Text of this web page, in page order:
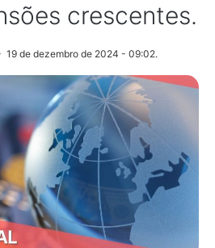
crescentes.
19 de dezembro de 2024 - 09:02.